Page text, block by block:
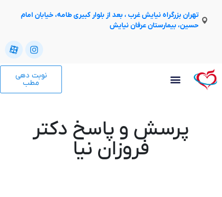
تهران بزرگراه نیایش غرب ، بعد از بلوار کبیری طامه، خیابان امام
حسین، بیمارستان عرفان نیایش
نوبت دهی
پرسش و پاسخ دکتر
فروزان نیا